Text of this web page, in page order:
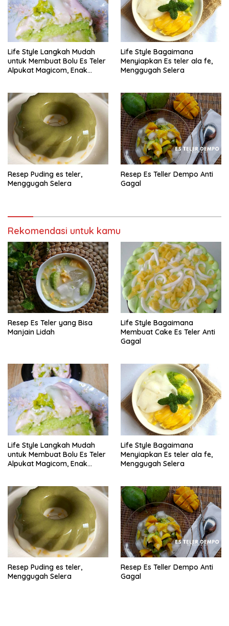
Life Style Langkah Mudah
untuk Membuat Bolu Es Teler
Alpukat Magicom, Enak
Life Style Bagaimana
Menyiapkan Es teler ala fe,
Menggugah Selera
Resep Puding es teler,
Menggugah Selera
Resep Es Teller Dempo Anti
Gagal
Rekomendasi untuk kamu
Resep Es Teler yang Bisa
Manjain Lidah
Life Style Bagaimana
Membuat Cake Es Teler Anti
Gagal
Life Style Langkah Mudah
untuk Membuat Bolu Es Teler
Alpukat Magicom, Enak
Life Style Bagaimana
Menyiapkan Es teler ala fe,
Menggugah Selera
Resep Puding es teler,
Menggugah Selera
Resep Es Teller Dempo Anti
Gagal